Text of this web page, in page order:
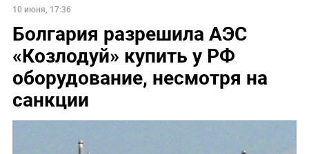
10 июня, 17:36
Болгария разрешила АЭС
«Козлодуй» купить у РФ
оборудование, несмотря на
санкции